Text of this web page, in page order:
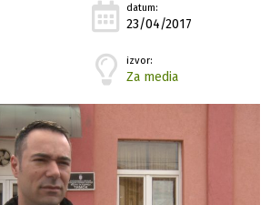
datum:
23/04/2017
izvor:
Za media